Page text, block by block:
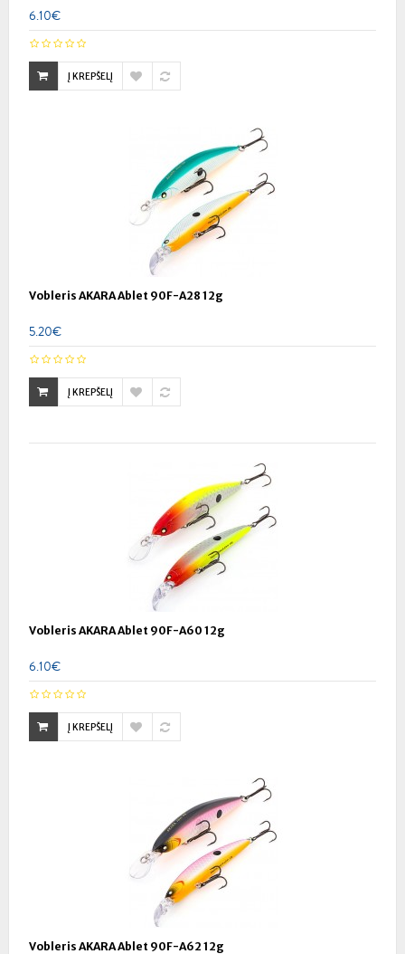
6.10€
Į KREPŠELĮ
Vobleris AKARA Ablet 90F-A28 12g
5.20€
Į KREPŠELĮ
Vobleris AKARA Ablet 90F-A60 12g
6.10€
Į KREPŠELĮ
Vobleris AKARA Ablet 90F-A62 12g